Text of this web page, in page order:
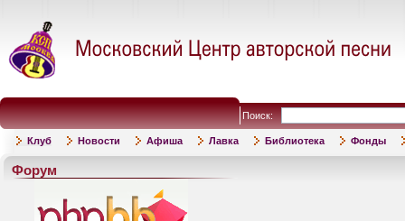
Поиск:
Клуб Новости Афиша Лавка Библиотека Фонды
Форум